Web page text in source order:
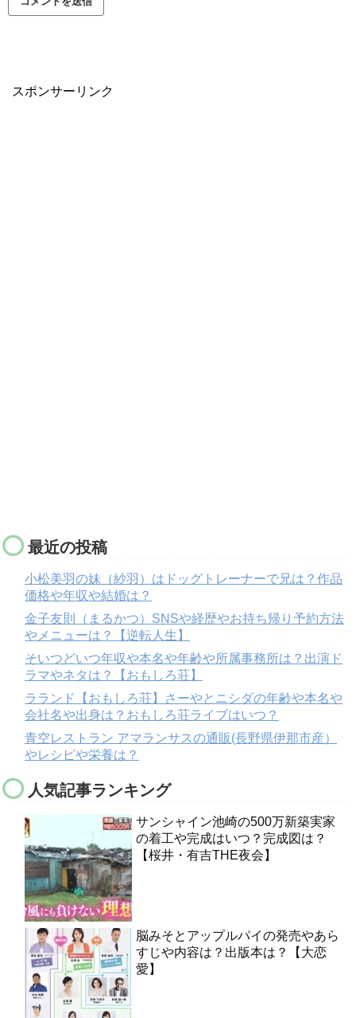
スポンサーリンク
最近の投稿
小松美羽の妹（紗羽）はドッグトレーナーで兄は？作品
価格や年収や結婚は？
金子友則（まるかつ）SNSや経歴やお持ち帰り予約方法
やメニューは？【逆転人生】
そいつどいつ年収や本名や年齢や所属事務所は？出演ド
ラマやネタは？【おもしろ荘】
ラランド【おもしろ荘】さーやとニシダの年齢や本名や
会社名や出身は？おもしろ荘ライブはいつ？
青空レストラン アマランサスの通販(長野県伊那市産）
やレシピや栄養は？
人気記事ランキング
サンシャイン池崎の500万新築実家
の着工や完成はいつ？完成図は？
【桜井・有吉THE夜会】
脳みそとアップルパイの発売やあら
すじや内容は？出版本は？【大恋
愛】